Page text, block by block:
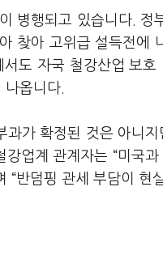
병행되고 있습니다.
찾아 고위급 설득전에
도 자국 철강산업 보
옵니다.
과가 확정된 것은 아니
업계 관계자는 “미국
“반덤핑 관세 부담이